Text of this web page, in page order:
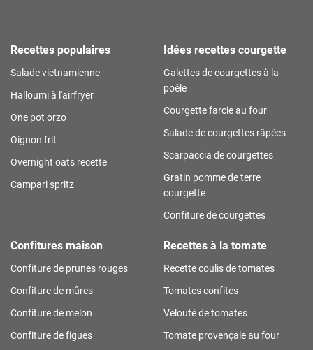
Recettes populaires
Salade vietnamienne
Halloumi à l'airfryer
One pot orzo
Oignon frit
Overnight oats recette
Campari spritz
Idées recettes courgette
Galettes de courgettes à la
poêle
Courgette farcie au four
Salade de courgettes râpées
Scarpaccia de courgettes
Gratin pomme de terre
courgette
Confiture de courgettes
Confitures maison
Confiture de prunes rouges
Confiture de mûres
Confiture de melon
Confiture de figues
Recettes à la tomate
Recette coulis de tomates
Tomates confites
Velouté de tomates
Tomate provençale au four